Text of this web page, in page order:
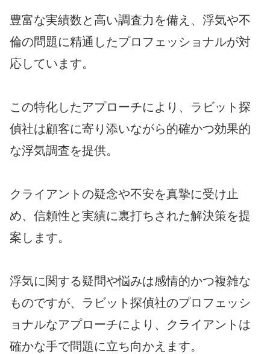
豊富な実績数と高い調査力を備え、浮気や不
倫の問題に精通したプロフェッショナルが対
応しています。
この特化したアプローチにより、ラビット探
偵社は顧客に寄り添いながら的確かつ効果的
な浮気調査を提供。
クライアントの疑念や不安を真摯に受け止
め、信頼性と実績に裏打ちされた解決策を提
案します。
浮気に関する疑問や悩みは感情的かつ複雑な
ものですが、ラビット探偵社のプロフェッシ
ョナルなアプローチにより、クライアントは
確かな手で問題に立ち向かえます。